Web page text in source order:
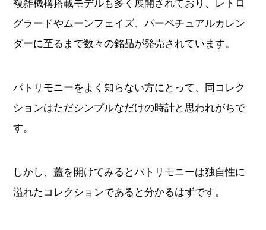
グラードやムーンフェイズ、パーペチュアルカレン
ダーに至るまで数々の銘品が発売されています。
パトリモニーをよく知らない方にとって、同コレク
ションはただシンプルなだけの時計と思われがちで
す。
しかし、蓋を開けてみるとパトリモニーは独自性に
溢れたコレクションであると分かるはずです。